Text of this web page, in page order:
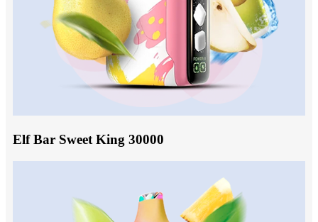
Elf Bar Sweet King 30000